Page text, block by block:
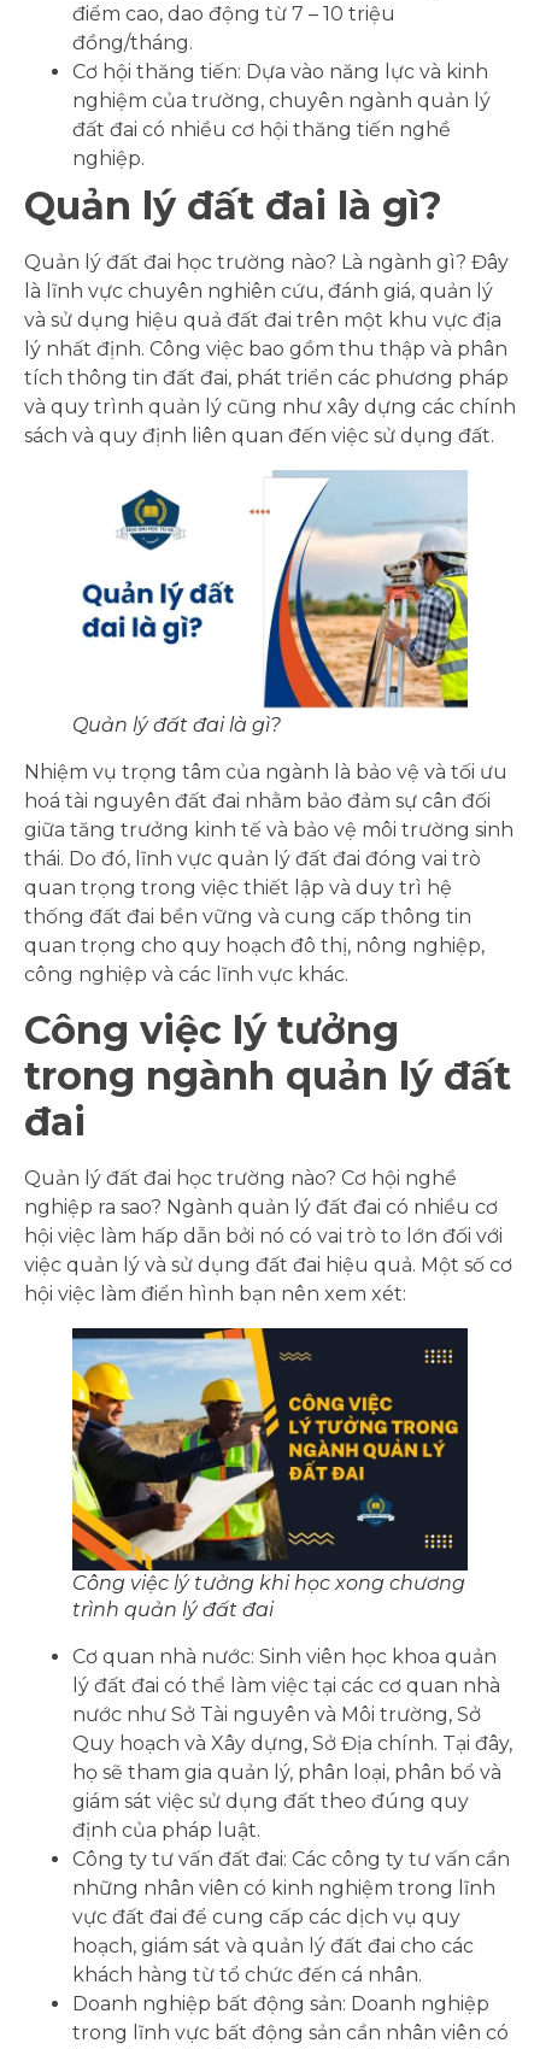
điểm cao, dao động từ 7 – 10 triệu
đồng/tháng.
Cơ hội thăng tiến: Dựa vào năng lực và kinh
nghiệm của trường, chuyên ngành quản lý
đất đai có nhiều cơ hội thăng tiến nghề
nghiệp.
Quản lý đất đai là gì?
Quản lý đất đai học trường nào? Là ngành gì? Đây
là lĩnh vực chuyên nghiên cứu, đánh giá, quản lý
và sử dụng hiệu quả đất đai trên một khu vực địa
lý nhất định. Công việc bao gồm thu thập và phân
tích thông tin đất đai, phát triển các phương pháp
và quy trình quản lý cũng như xây dựng các chính
sách và quy định liên quan đến việc sử dụng đất.
Quản lý đất đai là gì?
Nhiệm vụ trọng tâm của ngành là bảo vệ và tối ưu
hoá tài nguyên đất đai nhằm bảo đảm sự cân đối
giữa tăng trưởng kinh tế và bảo vệ môi trường sinh
thái. Do đó, lĩnh vực quản lý đất đai đóng vai trò
quan trọng trong việc thiết lập và duy trì hệ
thống đất đai bền vững và cung cấp thông tin
quan trọng cho quy hoạch đô thị, nông nghiệp,
công nghiệp và các lĩnh vực khác.
Công việc lý tưởng
trong ngành quản lý đất
đai
Quản lý đất đai học trường nào? Cơ hội nghề
nghiệp ra sao? Ngành quản lý đất đai có nhiều cơ
hội việc làm hấp dẫn bởi nó có vai trò to lớn đối với
việc quản lý và sử dụng đất đai hiệu quả. Một số cơ
hội việc làm điển hình bạn nên xem xét:
Công việc lý tưởng khi học xong chương
trình quản lý đất đai
Cơ quan nhà nước: Sinh viên học khoa quản
lý đất đai có thể làm việc tại các cơ quan nhà
nước như Sở Tài nguyên và Môi trường, Sở
Quy hoạch và Xây dựng, Sở Địa chính. Tại đây,
họ sẽ tham gia quản lý, phân loại, phân bổ và
giám sát việc sử dụng đất theo đúng quy
định của pháp luật.
Công ty tư vấn đất đai: Các công ty tư vấn cần
những nhân viên có kinh nghiệm trong lĩnh
vực đất đai để cung cấp các dịch vụ quy
hoạch, giám sát và quản lý đất đai cho các
khách hàng từ tổ chức đến cá nhân.
Doanh nghiệp bất động sản: Doanh nghiệp
trong lĩnh vực bất động sản cần nhân viên có